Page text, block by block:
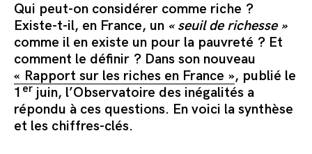
Qui peut-on considérer comme riche ?
Existe-t-il, en France, un « seuil de richesse »
comme il en existe un pour la pauvreté ? Et
comment le définir ? Dans son nouveau
« Rapport sur les riches en France », publié le
1 er juin, l’Observatoire des inégalités a
répondu à ces questions. En voici la synthèse
et les chiffres-clés.
Commander le pack